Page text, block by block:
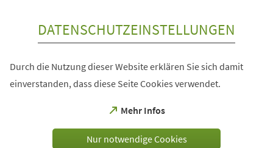
DATENSCHUTZEINSTELLUNGEN
Durch die Nutzung dieser Website erklären Sie sich damit
einverstanden, dass diese Seite Cookies verwendet.
Mehr Infos
(Öffnet
einem
Nur notwendige Cookies